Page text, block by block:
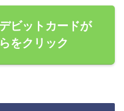
ビットカードが
をクリック